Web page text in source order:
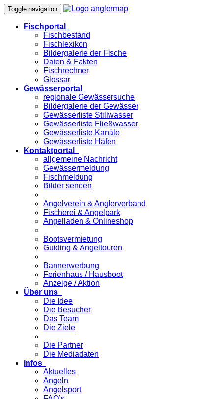
Toggle navigation
Fischportal
Fischbestand
Fischlexikon
Bildergalerie der Fische
Daten & Fakten
Fischrechner
Glossar
Gewässerportal
regionale Gewässersuche
Bildergalerie der Gewässer
Gewässerliste Stillwasser
Gewässerliste Fließwasser
Gewässerliste Kanäle
Gewässerliste Häfen
Kontaktportal
allgemeine Nachricht
Gewässermeldung
Fischmeldung
Bilder senden
Angelverein & Anglerverband
Fischerei & Angelpark
Angelladen & Onlineshop
Bootsvermietung
Guiding & Angeltouren
Bannerwerbung
Ferienhaus / Hausboot
Anzeige / Aktion
Über uns
Die Idee
Die Besucher
Das Team
Die Ziele
Die Partner
Die Mediadaten
Infos
Aktuelles
Angeln
Angelsport